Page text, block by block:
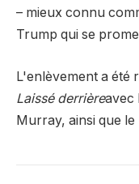
– mieux connu
Trump qui se
L'enlèvement a été
Laissé derrièreavec
Murray, ainsi que le